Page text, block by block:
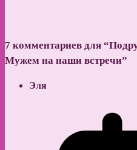
7 комментариев для “
Мужем на наши встречи”
Эля